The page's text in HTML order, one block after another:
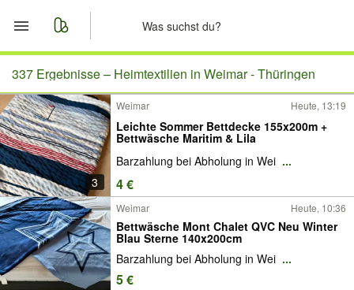
Start
Merkliste
Nachrichten
Anzeige aufgeben
337 Ergebnisse – Heimtextilien in Weimar - Thüringen
3
Weimar Heute, 13:19
Leichte Sommer Bettdecke 155x200m +
Bettwäsche Maritim & Lila
Barzahlung bei Abholung in Wei ...
4 €
Weimar Heute, 10:36
Bettwäsche Mont Chalet QVC Neu Winter
Blau Sterne 140x200cm
Barzahlung bei Abholung in Wei ...
5 €